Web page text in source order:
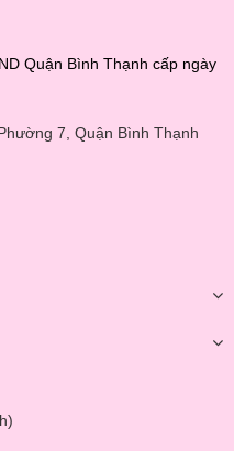
Quận Bình Thạnh cấp ngày
7, Quận Bình Thạnh